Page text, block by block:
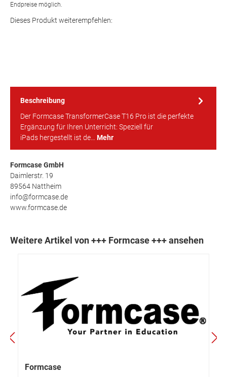
Endpreise möglich.
Dieses Produkt weiterempfehlen:
Beschreibung
Der Formcase TransformerCase T16 Pro ist die perfekte
Ergänzung für Ihren Unterricht: Speziell für
iPads hergestellt ist de… Mehr
Formcase GmbH
Daimlerstr. 19
89564 Nattheim
info@formcase.de
www.formcase.de
Weitere Artikel von +++ Formcase +++ ansehen
Formcase